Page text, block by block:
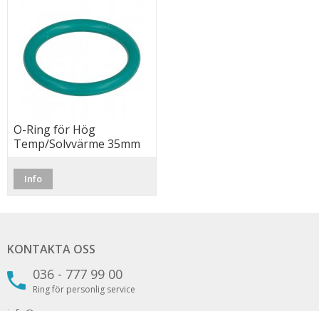
O-Ring för Hög
Temp/Solvvärme 35mm
Info
KONTAKTA OSS
036 - 777 99 00
Ring för personlig service